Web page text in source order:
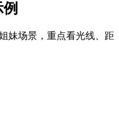
妹场景，重点看光线、距